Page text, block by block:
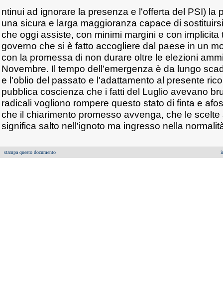
ntinui ad ignorare la presenza e l'offerta del PSI) la
una sicura e larga maggioranza capace di
che oggi assiste, con minimi margini e con
governo che si è fatto accogliere dal paese in un
con la promessa di non durare oltre le elezioni
Novembre. Il tempo dell'emergenza è da lungo
e l'oblio del passato e l'adattamento al presente
pubblica coscienza che i fatti del Luglio avevano
radicali vogliono rompere questo stato di finta e
che il chiarimento promesso avvenga, che le
significa salto nell'ignoto ma ingresso nella
stampa questo documento